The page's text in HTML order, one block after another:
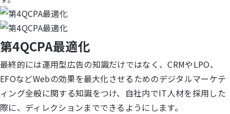
第4QCPA最適化
最終的には運用型広告の知識だけではなく、CRMやLPO、
EFOなどWebの効果を最大化させるためのデジタルマーケテ
ィング全般に関する知識をつけ、自社内でIT人材を採用した
際に、ディレクションまでできるようにします。